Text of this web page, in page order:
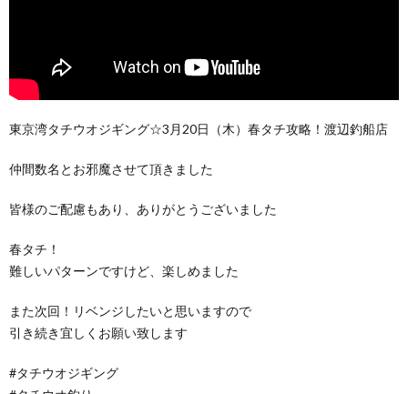
東京湾タチウオジギング☆3月20日（木）春タチ攻略！渡辺釣船店
仲間数名とお邪魔させて頂きました
皆様のご配慮もあり、ありがとうございました
春タチ！
難しいパターンですけど、楽しめました
また次回！リベンジしたいと思いますので
引き続き宜しくお願い致します
#タチウオジギング